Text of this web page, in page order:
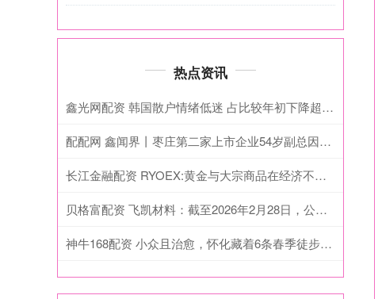
热点资讯
鑫光网配资 韩国散户情绪低迷 占比较年初下降超16个百分点
配配网 鑫闻界丨枣庄第二家上市企业54岁副总因子女教育搬家异地而辞职
长江金融配资 RYOEX:黄金与大宗商品在经济不确定中的价值
贝格富配资 飞凯材料：截至2026年2月28日，公司为子公司提供的实际担保余额为人民币73372万元
神牛168配资 小众且治愈，怀化藏着6条春季徒步路线